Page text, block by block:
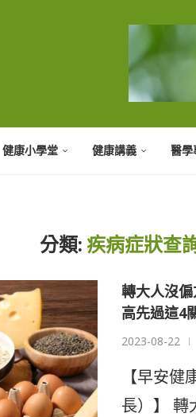
健康小學堂 健康講義 醫學
分類:疾病症狀查
轉大人沒
高先過這4
2023-08-22
【早安
長）】 轉